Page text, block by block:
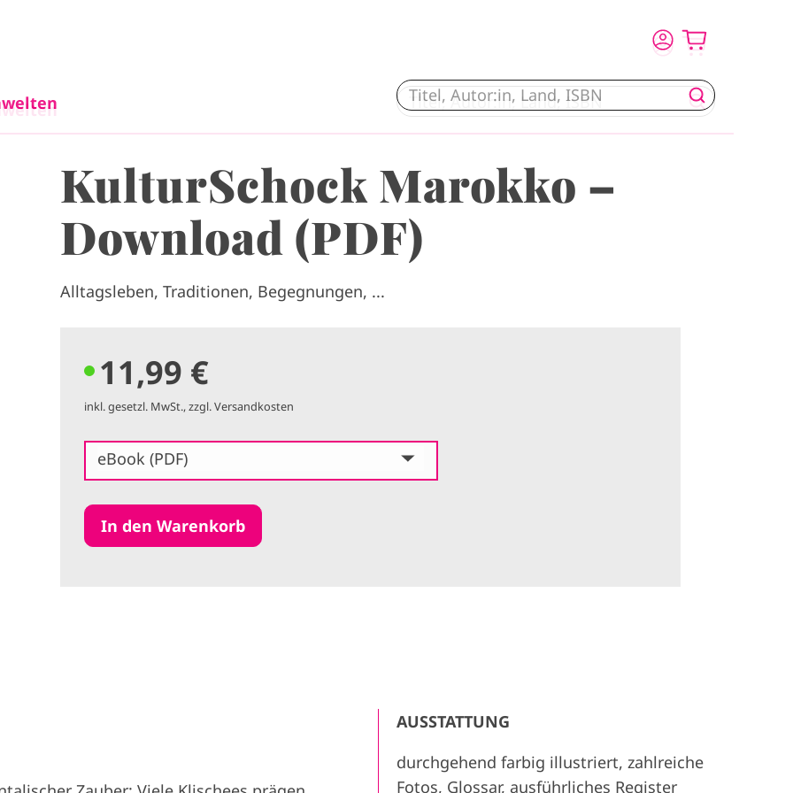
KulturSchock Marokko –
Download (PDF)
Alltagsleben, Traditionen, Begegnungen, ...
11,99 €
inkl. gesetzl. MwSt., zzgl. Versandkosten
eBook (PDF)
AUSSTATTUNG
durchgehend farbig illustriert, zahlreiche
Fotos, Glossar, ausführliches Register